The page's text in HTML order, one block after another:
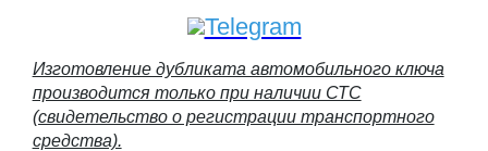
Telegram
Изготовление дубликата автомобильного ключа
производится только при наличии СТС
(свидетельство о регистрации транспортного
средства).